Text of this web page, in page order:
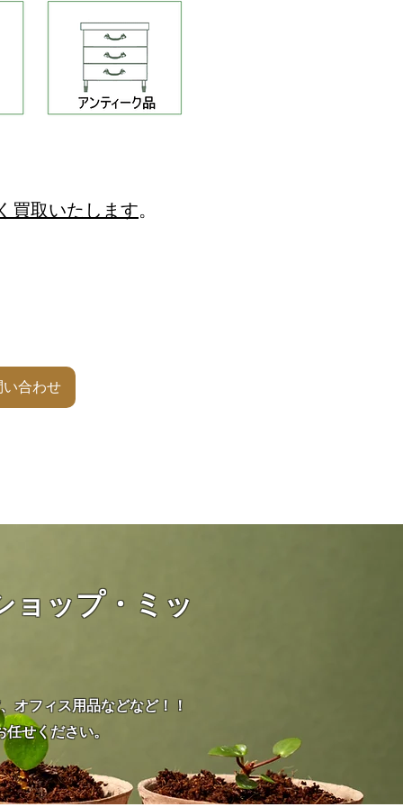
買取いたします。
い合わせ
ョップ・ミッ
オフィス用品などなど！！
せください。